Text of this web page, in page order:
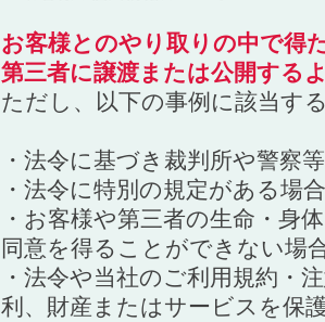
お客様とのやり取りの中で得
第三者に譲渡または公開する
ただし、以下の事例に該当す
・法令に基づき裁判所や警察
・法令に特別の規定がある場合
・お客様や第三者の生命・身
同意を得ることができない場
・法令や当社のご利用規約・
利、財産またはサービスを保